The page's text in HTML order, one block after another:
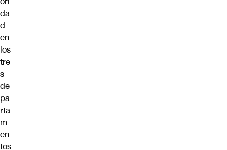
da
d
en
los
tre
s
de
pa
rta
m
en
tos